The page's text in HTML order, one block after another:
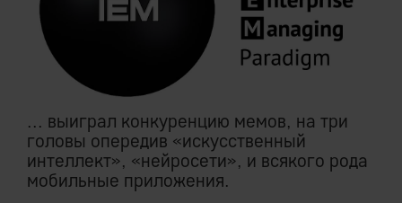
... выиграл конкуренцию мемов, на три
головы опередив «искусственный
интеллект», «нейросети», и всякого рода
мобильные приложения.